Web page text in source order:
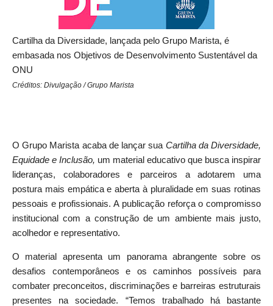
Cartilha da Diversidade, lançada pelo Grupo Marista, é
embasada nos Objetivos de Desenvolvimento Sustentável da
ONU
Créditos: Divulgação / Grupo Marista
O Grupo Marista acaba de lançar sua Cartilha da Diversidade,
Equidade e Inclusão, um material educativo que busca inspirar
lideranças, colaboradores e parceiros a adotarem uma
postura mais empática e aberta à pluralidade em suas rotinas
pessoais e profissionais. A publicação reforça o compromisso
institucional com a construção de um ambiente mais justo,
acolhedor e representativo.
O material apresenta um panorama abrangente sobre os
desafios contemporâneos e os caminhos possíveis para
combater preconceitos, discriminações e barreiras estruturais
presentes na sociedade. “Temos trabalhado há bastante